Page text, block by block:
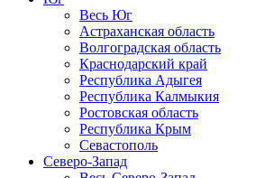
Весь Юг
Астраханская область
Волгоградская область
Краснодарский край
Республика Адыгея
Республика Калмыкия
Ростовская область
Республика Крым
Севастополь
Северо-Запад